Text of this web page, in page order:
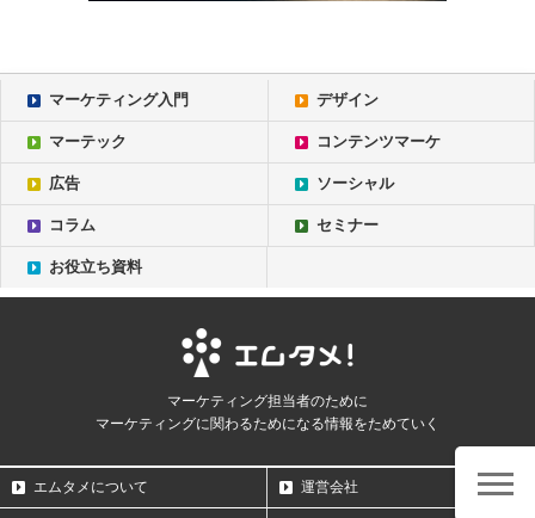
マーケティング入門 デザイン
マーテック コンテンツマーケ
広告 ソーシャル
コラム セミナー
お役立ち資料
マーケティング担当者のために
マーケティングに関わるためになる情報をためていく
エムタメについて 運営会社